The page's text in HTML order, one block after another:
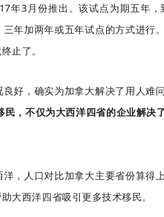
年3月份推出。该试点为期五年
年加两年或五年试点的方式进行
止了。
好，确实为加拿大解决了用人难问
，不仅为大西洋四省的企业解决
，人口对比加拿大主要省份算得
大西洋四省吸引更多技术移民。